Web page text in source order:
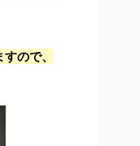
ので、